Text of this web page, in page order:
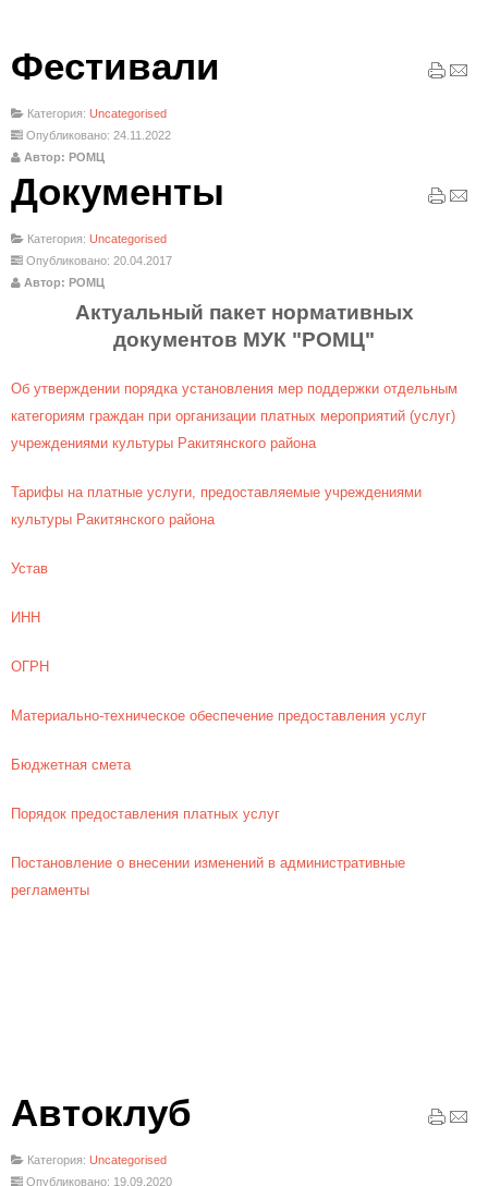
Фестивали
Категория: Uncategorised
Опубликовано: 24.11.2022
Автор: РОМЦ
Документы
Категория: Uncategorised
Опубликовано: 20.04.2017
Автор: РОМЦ
Актуальный пакет нормативных
документов МУК "РОМЦ"
Об утверждении порядка установления мер поддержки отдельным
категориям граждан при организации платных мероприятий (услуг)
учреждениями культуры Ракитянского района
Тарифы на платные услуги, предоставляемые учреждениями
культуры Ракитянского района
Устав
ИНН
ОГРН
Материально-техническое обеспечение предоставления услуг
Бюджетная смета
Порядок предоставления платных услуг
Постановление о внесении изменений в административные
регламенты
Автоклуб
Категория: Uncategorised
Опубликовано: 19.09.2020